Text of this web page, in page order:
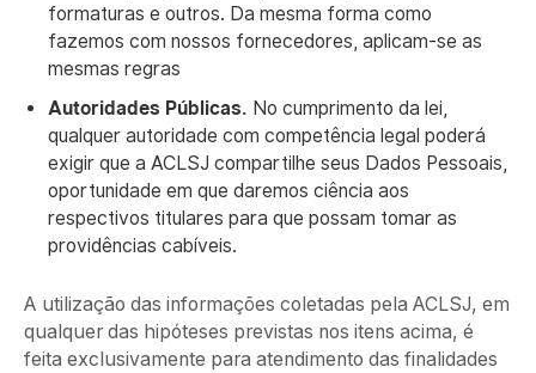
formaturas e outros. Da mesma forma como
fazemos com nossos fornecedores, aplicam-se as
mesmas regras
Autoridades Públicas. No cumprimento da lei,
qualquer autoridade com competência legal poderá
exigir que a ACLSJ compartilhe seus Dados Pessoais,
oportunidade em que daremos ciência aos
respectivos titulares para que possam tomar as
providências cabíveis.
A utilização das informações coletadas pela ACLSJ, em
qualquer das hipóteses previstas nos itens acima, é
feita exclusivamente para atendimento das finalidades